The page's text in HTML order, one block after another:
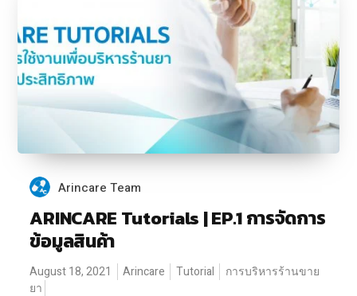
Arincare Team
ARINCARE Tutorials | EP.1 การจัดการ
ข้อมูลสินค้า
August 18, 2021 Arincare Tutorial
การบริหารร้านขาย
ยา